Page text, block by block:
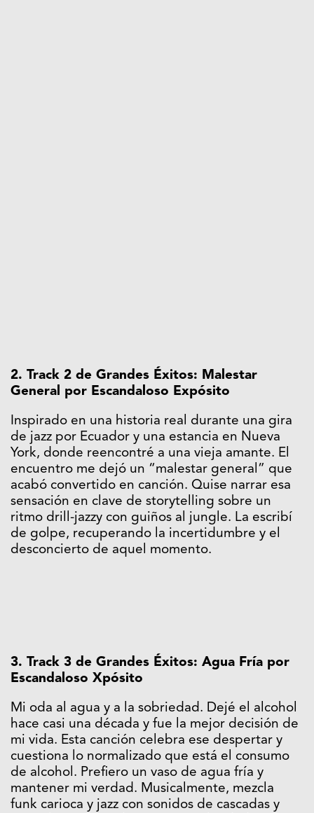
2. Track 2 de Grandes Éxitos: Malestar
General por Escandaloso Expósito
Inspirado en una historia real durante una gira
de jazz por Ecuador y una estancia en Nueva
York, donde reencontré a una vieja amante. El
encuentro me dejó un “malestar general” que
acabó convertido en canción. Quise narrar esa
sensación en clave de storytelling sobre un
ritmo drill-jazzy con guiños al jungle. La escribí
de golpe, recuperando la incertidumbre y el
desconcierto de aquel momento.
3. Track 3 de Grandes Éxitos: Agua Fría por
Escandaloso Xpósito
Mi oda al agua y a la sobriedad. Dejé el alcohol
hace casi una década y fue la mejor decisión de
mi vida. Esta canción celebra ese despertar y
cuestiona lo normalizado que está el consumo
de alcohol. Prefiero un vaso de agua fría y
mantener mi verdad. Musicalmente, mezcla
funk carioca y jazz con sonidos de cascadas y